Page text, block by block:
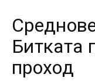
Битката
проход